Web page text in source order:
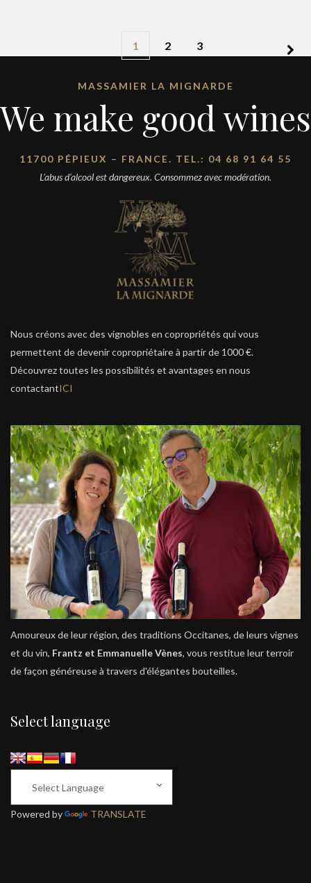
1 2 3
MASSAMIER LA MIGNARDE
We make good wines
11700 PÉPIEUX – FRANCE. TEL.: 04 68 91 64 55
L'abus d'alcool est dangereux. Consommez avec modération.
Nous créons avec des vignobles en copropriétés qui vous
permettent de devenir copropriétaire à partir de 1000 €.
Découvrez toutes les possibilités et avantages en nous
contactantICI
Amoureux de leur région, des traditions Occitanes, de leurs vignes
et du vin, Frantz et Emmanuelle Vènes, vous restitue leur terroir
de façon généreuse à travers d'élégantes bouteilles.
Select language
Powered by TRANSLATE